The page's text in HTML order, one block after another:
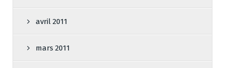
avril 2011
mars 2011